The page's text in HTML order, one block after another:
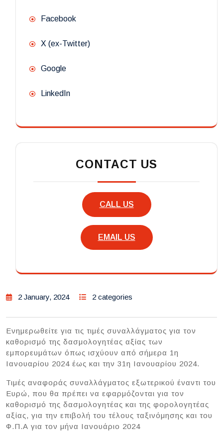
Facebook
X (ex-Twitter)
Google
LinkedIn
CONTACT US
CALL US
EMAIL US
2 January, 2024 2 categories
Ενημερωθείτε για τις τιμές συναλλάγματος για τον
καθορισμό της δασμολογητέας αξίας των
εμπορευμάτων όπως ισχύουν από σήμερα 1η
Ιανουαρίου 2024 έως και την 31η Ιανουαρίου 2024.
Τιμές αναφοράς συναλλάγματος εξωτερικού έναντι του
Ευρώ, που θα πρέπει να εφαρμόζονται για τον
καθορισμό της δασμολογητέας και της φορολογητέας
αξίας, για την επιβολή του τέλους ταξινόμησης και του
Φ.Π.Α για τον μήνα Ιανουάριο 2024